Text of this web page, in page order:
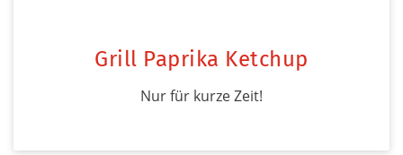
Grill Paprika Ketchup
Nur für kurze Zeit!